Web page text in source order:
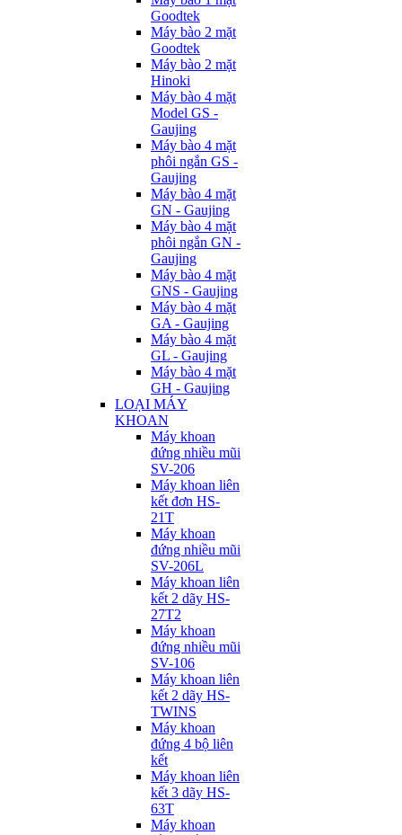
Goodtek
Máy bào 2 mặt
Goodtek
Máy bào 2 mặt
Hinoki
Máy bào 4 mặt
Model GS -
Gaujing
Máy bào 4 mặt
phôi ngắn GS -
Gaujing
Máy bào 4 mặt
GN - Gaujing
Máy bào 4 mặt
phôi ngắn GN -
Gaujing
Máy bào 4 mặt
GNS - Gaujing
Máy bào 4 mặt
GA - Gaujing
Máy bào 4 mặt
GL - Gaujing
Máy bào 4 mặt
GH - Gaujing
LOẠI MÁY
KHOAN
Máy khoan
đứng nhiều mũi
SV-206
Máy khoan liên
kết đơn HS-
21T
Máy khoan
đứng nhiều mũi
SV-206L
Máy khoan liên
kết 2 dãy HS-
27T2
Máy khoan
đứng nhiều mũi
SV-106
Máy khoan liên
kết 2 dãy HS-
TWINS
Máy khoan
đứng 4 bộ liên
kết
Máy khoan liên
kết 3 dãy HS-
63T
Máy khoan